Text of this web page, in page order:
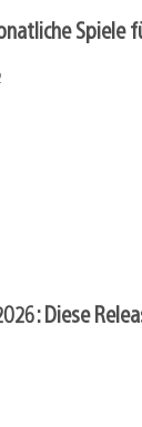
Spiele
Diese